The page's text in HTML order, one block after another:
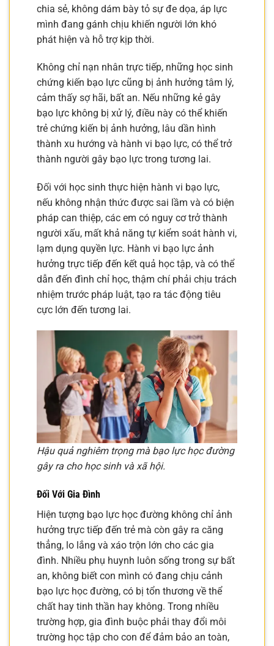
chia sẻ, không dám bày tỏ sự đe dọa, áp lực
mình đang gánh chịu khiến người lớn khó
phát hiện và hỗ trợ kịp thời.
Không chỉ nạn nhân trực tiếp, những học sinh
chứng kiến bạo lực cũng bị ảnh hưởng tâm lý,
cảm thấy sợ hãi, bất an. Nếu những kẻ gây
bạo lực không bị xử lý, điều này có thể khiến
trẻ chứng kiến bị ảnh hưởng, lâu dần hình
thành xu hướng và hành vi bạo lực, có thể trở
thành người gây bạo lực trong tương lai.
Đối với học sinh thực hiện hành vi bạo lực,
nếu không nhận thức được sai lầm và có biện
pháp can thiệp, các em có nguy cơ trở thành
người xấu, mất khả năng tự kiểm soát hành vi,
lạm dụng quyền lực. Hành vi bạo lực ảnh
hưởng trực tiếp đến kết quả học tập, và có thể
dẫn đến đình chỉ học, thậm chí phải chịu trách
nhiệm trước pháp luật, tạo ra tác động tiêu
cực lớn đến tương lai.
Hậu quả nghiêm trọng mà bạo lực học đường
gây ra cho học sinh và xã hội.
Đối Với Gia Đình
Hiện tượng bạo lực học đường không chỉ ảnh
hưởng trực tiếp đến trẻ mà còn gây ra căng
thẳng, lo lắng và xáo trộn lớn cho các gia
đình. Nhiều phụ huynh luôn sống trong sự bất
an, không biết con mình có đang chịu cảnh
bạo lực học đường, có bị tổn thương về thể
chất hay tinh thần hay không. Trong nhiều
trường hợp, gia đình buộc phải thay đổi môi
trường học tập cho con để đảm bảo an toàn,